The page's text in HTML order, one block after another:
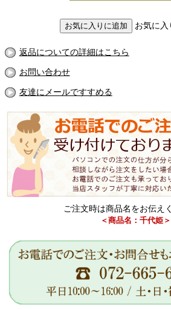
お気に
返品についての詳細はこちら
お問い合わせ
友達にメールですすめる
ご注文時は商品名をお伝え
＜商品名：千代姫＞